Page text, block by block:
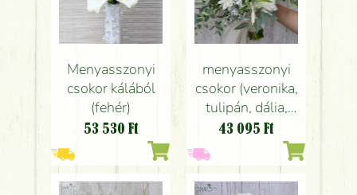
Menyasszonyi
csokor kálából
(fehér)
53 530 Ft
menyasszonyi
csokor (veronika,
tulipán, dália,
liziantusz, fehér)
43 095 Ft